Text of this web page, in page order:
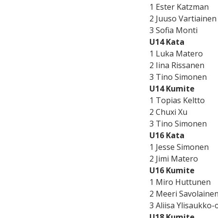
1 Ester Katzman
2 Juuso Vartiainen
3 Sofia Monti
U14 Kata
1 Luka Matero
2 Iina Rissanen
3 Tino Simonen
U14 Kumite
1 Topias Keltto
2 Chuxi Xu
3 Tino Simonen
U16 Kata
1 Jesse Simonen
2 Jimi Matero
U16 Kumite
1 Miro Huttunen
2 Meeri Savolainen
3 Aliisa Ylisaukko-